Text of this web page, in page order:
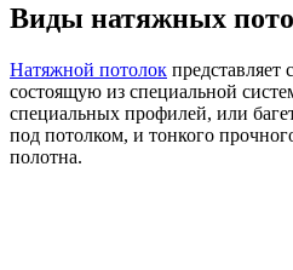
Виды натяжных
Натяжной потолок представляет
состоящую из специальной
специальных профилей, или
под потолком, и тонкого
полотна.